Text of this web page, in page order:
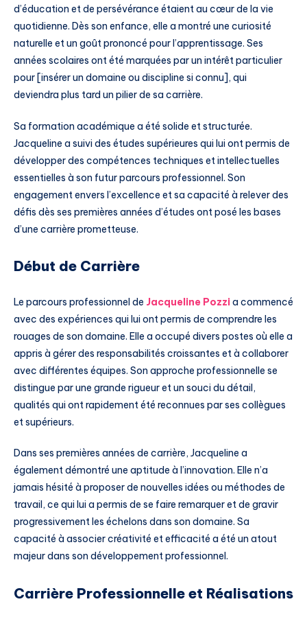
d’éducation et de persévérance étaient au cœur de la vie
quotidienne. Dès son enfance, elle a montré une curiosité
naturelle et un goût prononcé pour l’apprentissage. Ses
années scolaires ont été marquées par un intérêt particulier
pour [insérer un domaine ou discipline si connu], qui
deviendra plus tard un pilier de sa carrière.
Sa formation académique a été solide et structurée.
Jacqueline a suivi des études supérieures qui lui ont permis de
développer des compétences techniques et intellectuelles
essentielles à son futur parcours professionnel. Son
engagement envers l’excellence et sa capacité à relever des
défis dès ses premières années d’études ont posé les bases
d’une carrière prometteuse.
Début de Carrière
Le parcours professionnel de Jacqueline Pozzia commencé
avec des expériences qui lui ont permis de comprendre les
rouages de son domaine. Elle a occupé divers postes où elle a
appris à gérer des responsabilités croissantes et à collaborer
avec différentes équipes. Son approche professionnelle se
distingue par une grande rigueur et un souci du détail,
qualités qui ont rapidement été reconnues par ses collègues
et supérieurs.
Dans ses premières années de carrière, Jacqueline a
également démontré une aptitude à l’innovation. Elle n’a
jamais hésité à proposer de nouvelles idées ou méthodes de
travail, ce qui lui a permis de se faire remarquer et de gravir
progressivement les échelons dans son domaine. Sa
capacité à associer créativité et efficacité a été un atout
majeur dans son développement professionnel.
Carrière Professionnelle et Réalisations